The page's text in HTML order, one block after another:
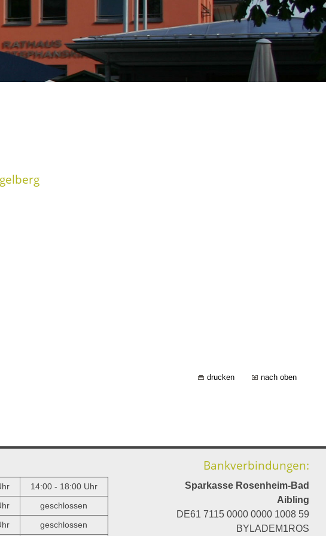
drucken nach oben
14:00 - 18:00 Uhr
geschlossen
geschlossen
Bankverbindungen:
Sparkasse Rosenheim-Bad
Aibling
DE61 7115 0000 0000 1008 59
BYLADEM1ROS